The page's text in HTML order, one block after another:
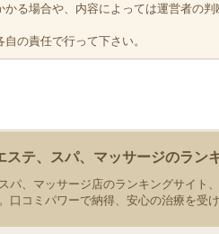
る場合や、内容によっては運営者の
の責任で行って下さい。
ステ、スパ、マッサージのラン
パ、マッサージ店のランキングサイト
口コミパワーで納得、安心の治療を受